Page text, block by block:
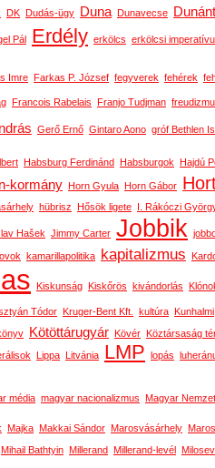
DK Dudás-ügy Duna Dunavecse
Pál Erdély erkölcs erkölcsi
Imre Farkas P. József fegyverek fehérek
Francois Rabelais Franjo Tudjman
Gerő Ernő Gintaro Aono gróf Bethlen
Habsburg Ferdinánd Habsburgok Hajdú
kormány Horn Gyula Horn Gábor
hübrisz Hősök ligete I. Rákóczi
Hašek Jimmy Carter Jobbik
kamarillapolitika kapitalizmus
Kiskunság Kiskőrös kivándorlás
Tódor Kruger-Bent Kft. kultúra Kunhalmi
Kötöttárugyár Kövér Köztársaság
Lippa Litvánia LMP lopás
média magyar nacionalizmus Magyar Nemzet
Majka Makkai Sándor Marosvásárhely
Mihail Bathtyin Millerand Millerand-levél